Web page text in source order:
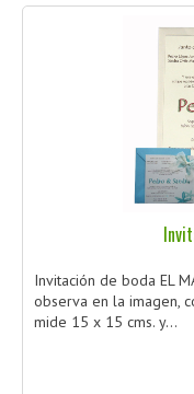
Invitación de boda EL
observa en la imagen,
mide 15 x 15 cms. y...